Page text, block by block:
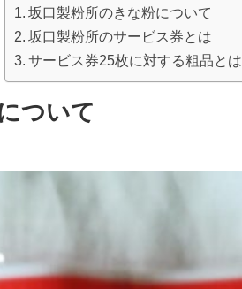
坂口製粉所のきな粉について
坂口製粉所のサービス券とは
サービス券25枚に対する粗品とは
ついて